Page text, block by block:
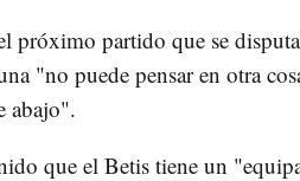
próximo partido que se
"no puede pensar en otra
abajo".
que el Betis tiene un